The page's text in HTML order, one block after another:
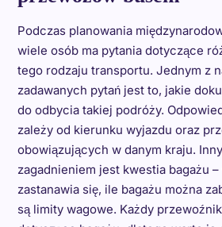
Podczas planowania
wiele osób ma pytania dotyczące
tego rodzaju transportu. Jednym z
zadawanych pytań jest to, jakie
do odbycia takiej podróży.
zależy od kierunku wyjazdu oraz
obowiązujących w danym kraju.
zagadnieniem jest kwestia bagażu
zastanawia się, ile bagażu można
są limity wagowe. Każdy